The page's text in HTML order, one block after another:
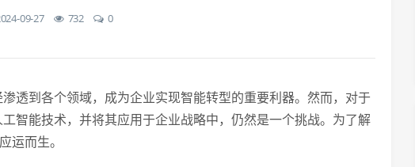
09-27 732 0
透到各个领域，成为企业实现智能转型的重要利器。然而，对于
智能技术，并将其应用于企业战略中，仍然是一个挑战。为了解
运而生。